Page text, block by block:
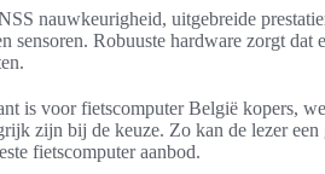
nauwkeurigheid, uitgebreide
sensoren. Robuuste hardware zorgt dat
is voor fietscomputer België kopers,
zijn bij de keuze. Zo kan de lezer een
fietscomputer aanbod.